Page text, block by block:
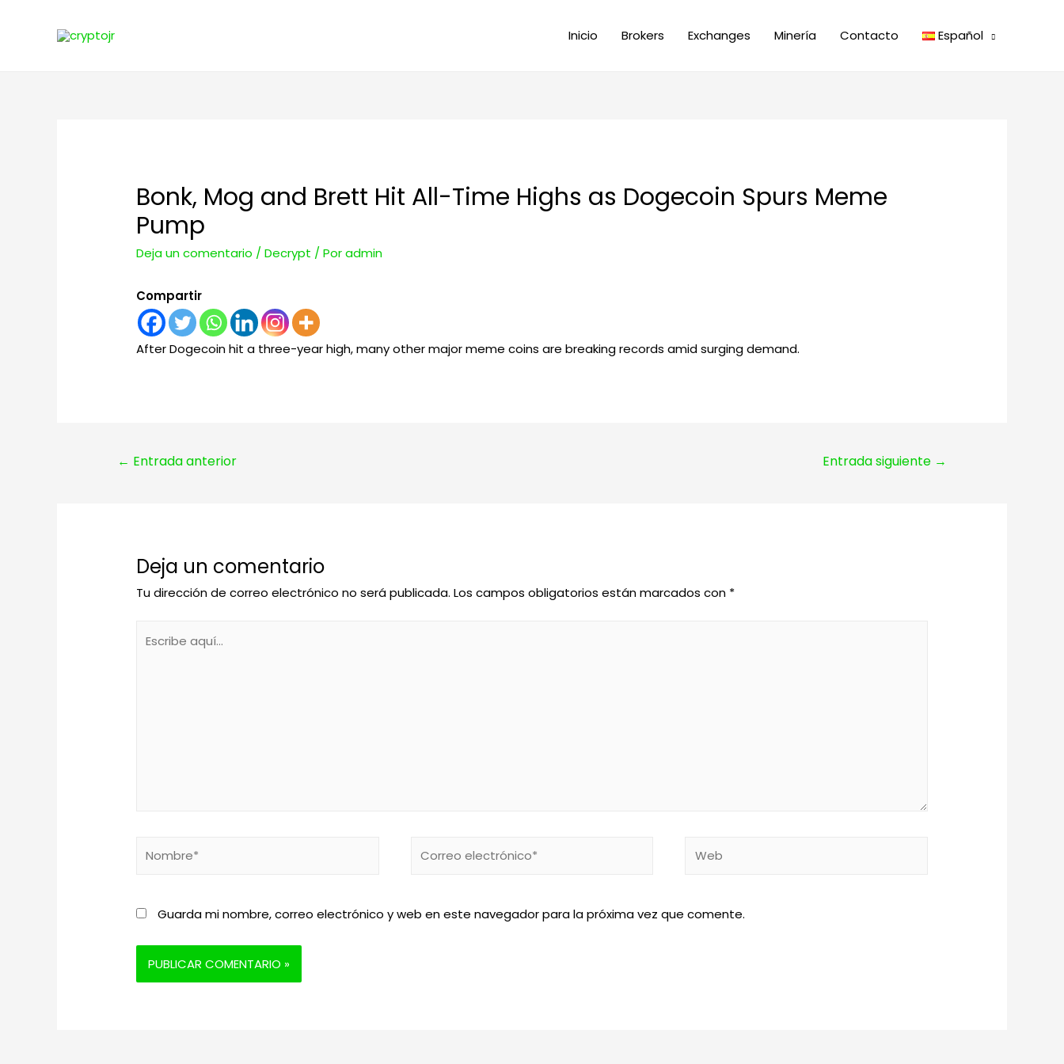
Inicio Brokers Exchanges Minería Contacto Español
Bonk, Mog and Brett Hit All-Time Highs as Dogecoin Spurs Meme
Pump
Deja un comentario /Decrypt / Poradmin
Compartir
After Dogecoin hit a three-year high, many other major meme coins are breaking records amid surging demand.
Navegación
← Entrada anterior Entrada siguiente →
Deja un comentario
Tu dirección de correo electrónico no será publicada. Los campos obligatorios están marcados con *
Guarda mi nombre, correo electrónico y web en este navegador para la próxima vez que comente.